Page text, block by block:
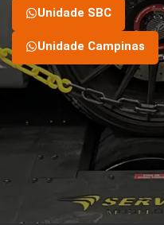
Unidade SBC
Unidade Campinas